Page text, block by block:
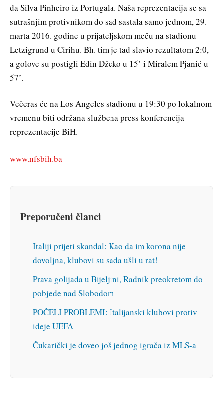
da Silva Pinheiro iz Portugala. Naša reprezentacija se sa
sutrašnjim protivnikom do sad sastala samo jednom, 29.
marta 2016. godine u prijateljskom meču na stadionu
Letzigrund u Cirihu. Bh. tim je tad slavio rezultatom 2:0,
a golove su postigli Edin Džeko u 15’ i Miralem Pjanić u
57’.
Večeras će na Los Angeles stadionu u 19:30 po lokalnom
vremenu biti održana službena press konferencija
reprezentacije BiH.
www.nfsbih.ba
Preporučeni članci
Italiji prijeti skandal: Kao da im korona nije
dovoljna, klubovi su sada ušli u rat!
Prava golijada u Bijeljini, Radnik preokretom do
pobjede nad Slobodom
POČELI PROBLEMI: Italijanski klubovi protiv
ideje UEFA
Čukarički je doveo još jednog igrača iz MLS-a